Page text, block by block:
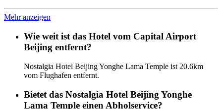
Mehr anzeigen
Wie weit ist das Hotel vom Capital Airport
Beijing entfernt?
Nostalgia Hotel Beijing Yonghe Lama Temple ist 20.6km
vom Flughafen entfernt.
Bietet das Nostalgia Hotel Beijing Yonghe
Lama Temple einen Abholservice?